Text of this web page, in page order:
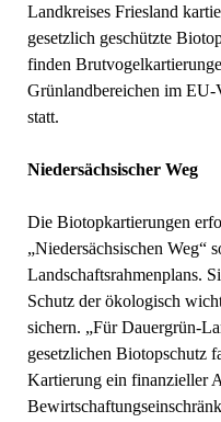
Landkreises Friesland
gesetzlich geschützte
finden
Grünlandbereichen im EU-
statt.
Niedersächsischer Weg
Die Biotopkartierungen
„Niedersächsischen Weg“
Landschaftsrahmenplans.
Schutz der ökologisch
sichern. „Für Dauergrün-
gesetzlichen Biotopschutz
Kartierung ein finanzieller